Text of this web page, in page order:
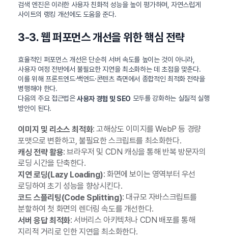
검색 엔진은 이러한 사용자 친화적 성능을 높이 평가하며, 자연스럽게
사이트의 랭킹 개선에도 도움을 준다.
3-3. 웹 퍼포먼스 개선을 위한 핵심 전략
효율적인 퍼포먼스 개선은 단순히 서버 속도를 높이는 것이 아니라,
사용자 여정 전반에서 불필요한 지연을 최소화하는 데 초점을 맞춘다.
이를 위해 프론트엔드·백엔드·콘텐츠 측면에서 종합적인 최적화 전략을
병행해야 한다.
다음의 주요 접근법은사용자 경험 및 SEO 모두를 강화하는 실질적 실행
방안이 된다.
이미지 및 리소스 최적화: 고해상도 이미지를 WebP 등 경량
포맷으로 변환하고, 불필요한 스크립트를 최소화한다.
캐싱 전략 활용: 브라우저 및 CDN 캐싱을 통해 반복 방문자의
로딩 시간을 단축한다.
지연 로딩(Lazy Loading): 화면에 보이는 영역부터 우선
로딩하여 초기 성능을 향상시킨다.
코드 스플리팅(Code Splitting): 대규모 자바스크립트를
분할하여 첫 화면의 렌더링 속도를 개선한다.
서버 응답 최적화: 서버리스 아키텍처나 CDN 배포를 통해
지리적 거리로 인한 지연을 최소화한다.